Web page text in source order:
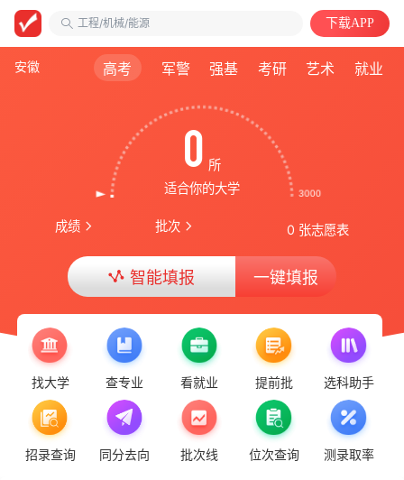
工程/机械/能源
计算机类
下载APP
安徽 高考 军警 强基 考研 艺术 就业
0 所
适合你的大学
成绩 批次 0 张志愿表
智能填报 一键填报
找大学 查专业 看就业 提前批 选科助手
招录查询 同分去向 批次线 位次查询 测录取率
率先更新 | 2026重庆普通类专科投档线！
率先更新 | 2026湖南普通类专科投档线！
率先更新 | 2026新疆普通类本二批投档线！